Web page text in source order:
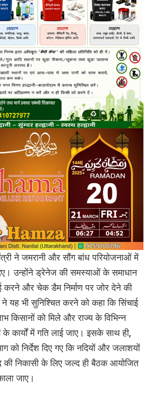
ने जमरानी और सौंग बांध परियोजनाओं में
उन्होंने ड्रेनेज की समस्याओं के समाधान
करने और चेक डैम निर्माण पर जोर देने की
यह भी सुनिश्चित करने को कहा कि सिंचाई
किसानों को मिले और राज्य के विभिन्न
कार्यों में गति लाई जाए। इसके साथ ही,
को निर्देश दिए गए कि नदियों और जलाशयों
की निकासी के लिए जल्द ही बैठक आयोजित
जाए।